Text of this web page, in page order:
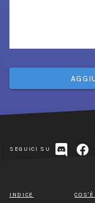
SEGUICI SU
INDICE